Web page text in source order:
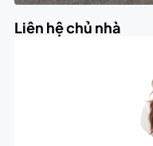
Liên hệ chủ nhà